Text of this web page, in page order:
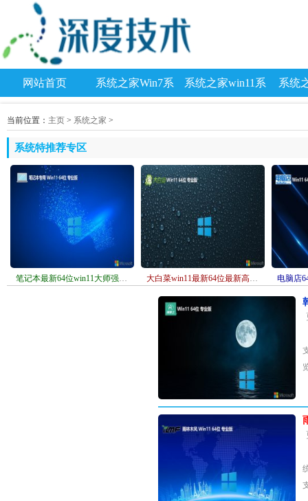
网站首页 系统之家Win7系 系统之家win11系 系统
当前位置： 主页 > 系统之家 >
系统特推荐专区
笔记本最新64位win11大师强化版v2026.08 大白菜win11最新64位最新高速版v2026.08